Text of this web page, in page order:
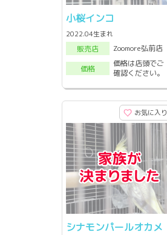
小桜インコ
2022.04生まれ
販売店
Zoomore弘前店
価格
価格は店頭でご
確認ください。
お気に入り
シナモンパールオカメ